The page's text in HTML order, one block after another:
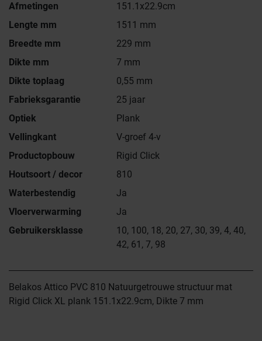
Afmetingen
151.1x22.9cm
Lengte mm
1511 mm
Breedte mm
229 mm
Dikte mm
7 mm
Dikte toplaag
0,55 mm
Fabrieksgarantie
25 jaar
Optiek
Plank
Vellingkant
V-groef 4-v
Productopbouw
Rigid Click
Houtsoort / decor
810
Waterbestendig
Ja
Vloerverwarming
Ja
Gebruikersklasse
10, 100, 18, 20, 27, 30, 39, 4, 40,
42, 61, 7, 98
Belakos Attico PVC 810 Natuurgetrouwe structuur mat
Rigid Click XL plank 151.1x22.9cm, Dikte 7 mm